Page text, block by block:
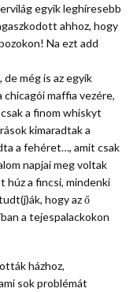
egyik leghíresebb
ahhoz, hogy
Na ezt add
még is az egyik
maffia vezére,
a finom whiskyt
kimaradtak a
a fehéret…, amit csak
napjai meg voltak
húz a fincsi, mindenki
hogy az ő
a tejespalackokon
házhoz,
sok problémát